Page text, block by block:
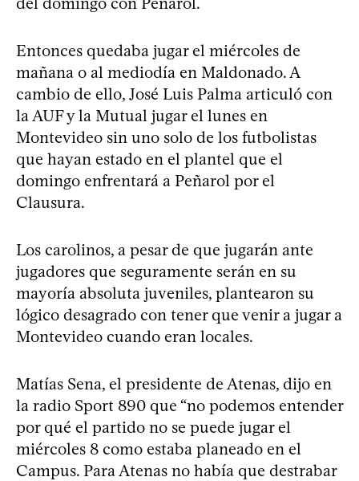
Entonces quedaba jugar el miércoles de
mañana o al mediodía en Maldonado. A
cambio de ello, José Luis Palma articuló con
la AUF y la Mutual jugar el lunes en
Montevideo sin uno solo de los futbolistas
que hayan estado en el plantel que el
domingo enfrentará a Peñarol por el
Clausura.
Los carolinos, a pesar de que jugarán ante
jugadores que seguramente serán en su
mayoría absoluta juveniles, plantearon su
lógico desagrado con tener que venir a jugar a
Montevideo cuando eran locales.
Matías Sena, el presidente de Atenas, dijo en
la radio Sport 890 que “no podemos entender
por qué el partido no se puede jugar el
miércoles 8 como estaba planeado en el
Campus. Para Atenas no había que destrabar